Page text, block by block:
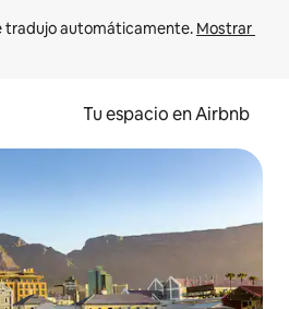
tradujo automáticamente. Mostrar
Tu espacio en Airbnb